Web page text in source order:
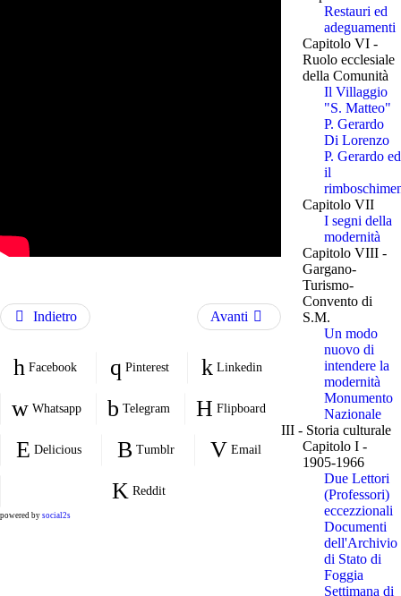
Indietro Avanti
Facebook Pinterest Linkedin
Whatsapp Telegram Flipboard
Delicious Tumblr Email
Reddit
powered by social2s
Restauri ed
adeguamenti
Capitolo VI -
Ruolo ecclesiale
della Comunità
Il Villaggio
"S. Matteo"
P. Gerardo
Di Lorenzo
P. Gerardo ed
il
Capitolo VII
I segni della
modernità
Capitolo VIII -
Gargano-
Turismo-
Convento di
S.M.
Un modo
nuovo di
intendere la
modernità
Monumento
Nazionale
III - Storia culturale
Capitolo I -
1905-1966
Due Lettori
(Professori)
eccezzionali
Documenti
dell'Archivio
di Stato di
Foggia
Settimana di